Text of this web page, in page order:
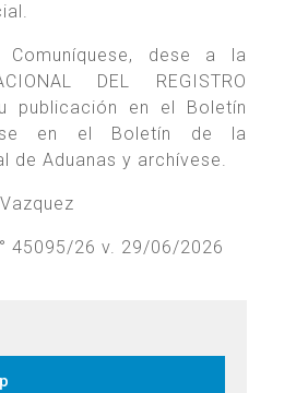
Comuníquese, dese a la
DEL REGISTRO
publicación en el Boletín
en el Boletín de la
de Aduanas y archívese.
45095/26 v. 29/06/2026